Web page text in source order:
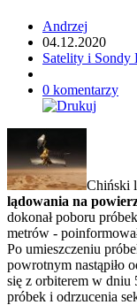
Andrzej
04.12.2020
Satelity i Sondy
0 komentarzy
Chiński
lądowania na
dokonał poboru
metrów -
Po umieszczeniu
powrotnym nastąpiło
się z orbiterem w dniu
próbek i odrzucenia